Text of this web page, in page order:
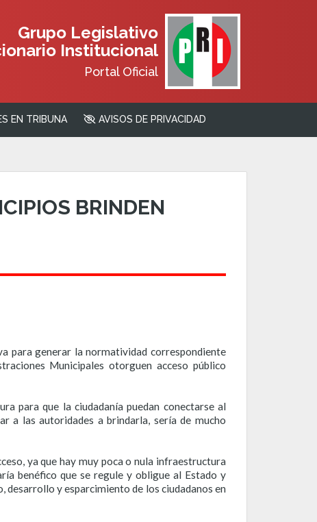
Grupo Legislativo
Institucional
Portal Oficial
EN TRIBUNA AVISOS DE PRIVACIDAD
BRINDEN
para generar la normatividad correspondiente
Municipales otorguen acceso público
para que la ciudadanía puedan conectarse al
a las autoridades a brindarla, sería de mucho
ya que hay muy poca o nula infraestructura
benéfico que se regule y obligue al Estado y
y esparcimiento de los ciudadanos en